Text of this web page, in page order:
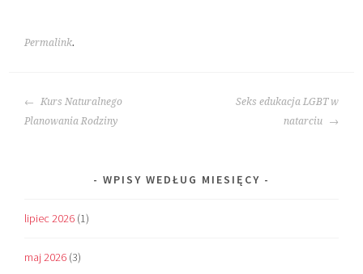
Permalink.
POST
NAVIGATION
Kurs Naturalnego
Planowania Rodziny
Seks edukacja LGBT w
natarciu
WPISY WEDŁUG MIESIĘCY
lipiec 2026 (1)
maj 2026 (3)